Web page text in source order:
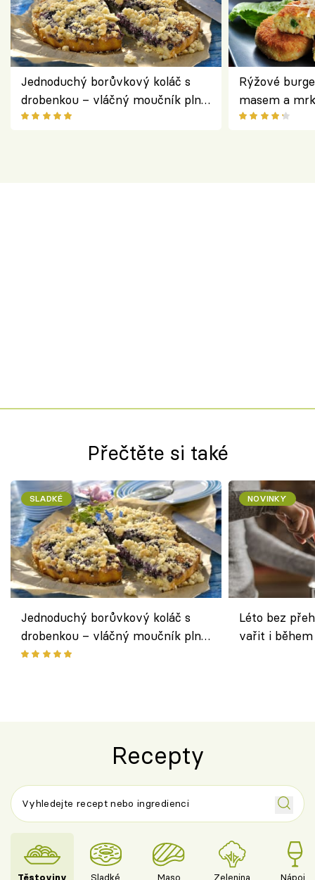
Jednoduchý borůvkový koláč s
drobenkou – vláčný moučník plný
ovoce
Rýžové
masem a
salátem –
Přečtěte si také
SLADKÉ
Jednoduchý borůvkový koláč s
drobenkou – vláčný moučník plný
ovoce
NOVINKY
Léto bez
vařit i
Recepty
Těstoviny Sladké Maso Zelenina Nápoje